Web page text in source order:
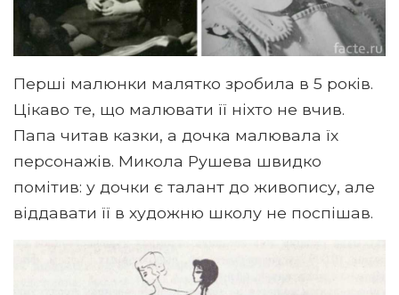
Перші малюнки малятко зробила в 5 років.
Цікаво те, що малювати її ніхто не вчив.
Папа читав казки, а дочка малювала їх
персонажів. Микола Рушева швидко
помітив: у дочки є талант до живопису, але
віддавати її в художню школу не поспішав.